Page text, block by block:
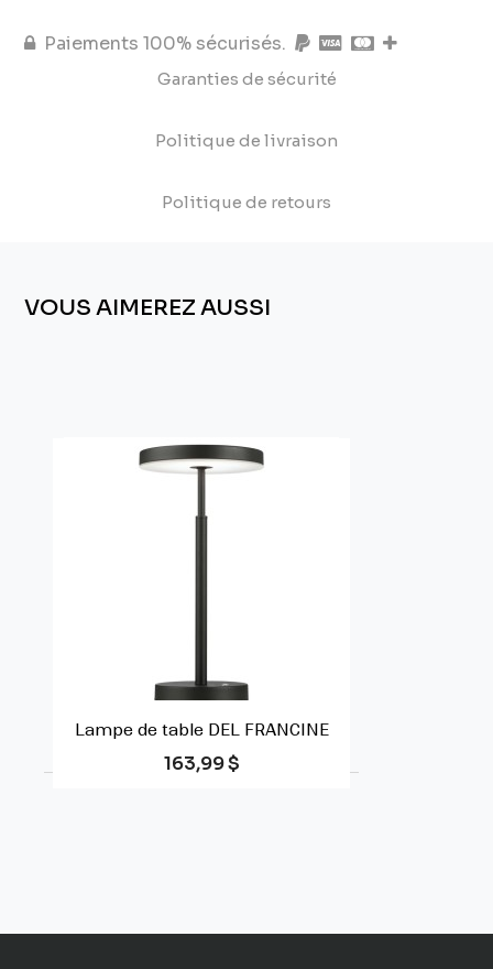
Paiements 100% sécurisés.
Garanties de sécurité
Politique de livraison
Politique de retours
VOUS AIMEREZ AUSSI
Lampe de table DEL FRANCINE
Prix
163,99 $